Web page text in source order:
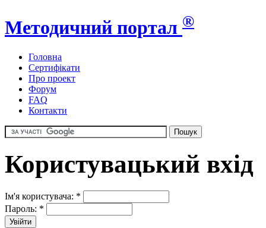
Методичний портал ®
Головна
Сертифікати
Про проект
Форум
FAQ
Контакти
Користувацький вхід
Ім'я користувача: *
Пароль: *